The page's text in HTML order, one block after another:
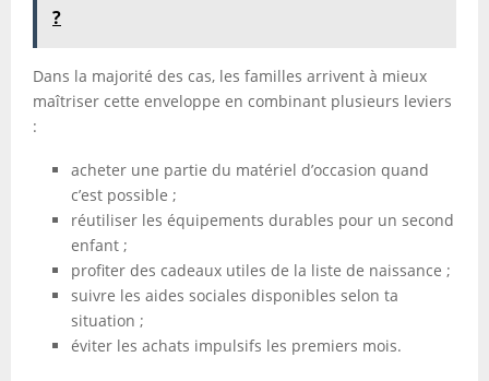
?
Dans la majorité des cas, les familles arrivent à mieux
maîtriser cette enveloppe en combinant plusieurs leviers
:
acheter une partie du matériel d’occasion quand
c’est possible ;
réutiliser les équipements durables pour un second
enfant ;
profiter des cadeaux utiles de la liste de naissance ;
suivre les aides sociales disponibles selon ta
situation ;
éviter les achats impulsifs les premiers mois.